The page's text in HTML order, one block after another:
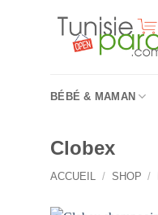
BÉBÉ & MAMAN
Clobex
ACCUEIL / SHOP /